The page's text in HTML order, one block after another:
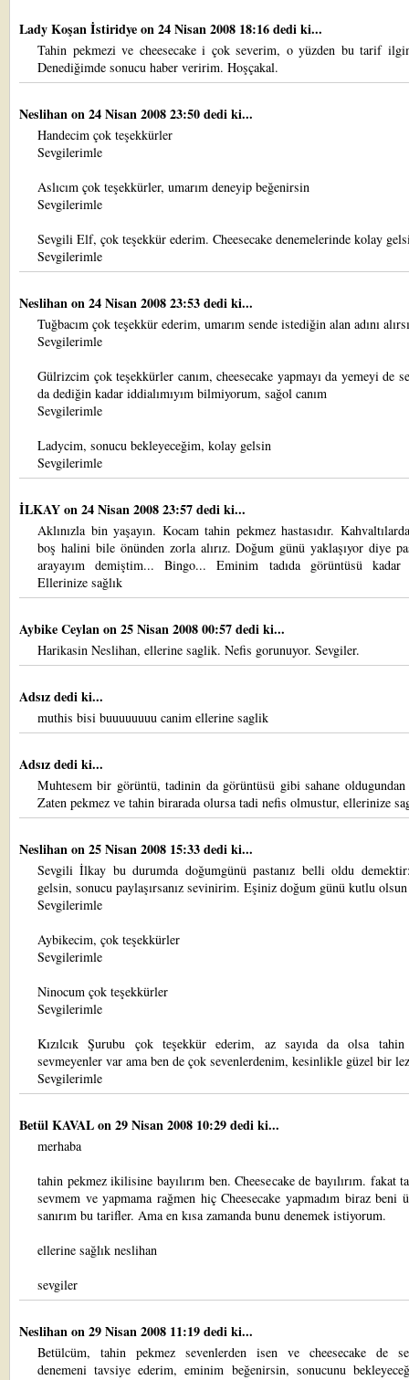
Lady Koşan İstiridyeon 24 Nisan 2008 18:16 dedi ki...
Tahin pekmezi ve cheesecake i çok severim, o yüzden bu tarif
Denediğimde sonucu haber veririm. Hoşçakal.
Neslihanon 24 Nisan 2008 23:50 dedi ki...
Handecim çok teşekkürler
Sevgilerimle
Aslıcım çok teşekkürler, umarım deneyip beğenirsin
Sevgilerimle
Sevgili Elf, çok teşekkür ederim. Cheesecake denemelerinde kolay
Sevgilerimle
Neslihanon 24 Nisan 2008 23:53 dedi ki...
Tuğbacım çok teşekkür ederim, umarım sende istediğin alan adını
Sevgilerimle
Gülrizcim çok teşekkürler canım, cheesecake yapmayı da yemeyi de
da dediğin kadar iddialımıyım bilmiyorum, sağol canım
Sevgilerimle
Ladycim, sonucu bekleyeceğim, kolay gelsin
Sevgilerimle
İLKAYon 24 Nisan 2008 23:57 dedi ki...
Aklınızla bin yaşayın. Kocam tahin pekmez hastasıdır.
boş halini bile önünden zorla alırız. Doğum günü yaklaşıyor diye
arayayım demiştim... Bingo... Eminim tadıda görüntüsü kadar
Ellerinize sağlık
Aybike Ceylanon 25 Nisan 2008 00:57 dedi ki...
Harikasin Neslihan, ellerine saglik. Nefis gorunuyor. Sevgiler.
Adsız dedi ki...
muthis bisi buuuuuuuu canim ellerine saglik
Adsız dedi ki...
Muhtesem bir görüntü, tadinin da görüntüsü gibi sahane
Zaten pekmez ve tahin birarada olursa tadi nefis olmustur, ellerinize
Neslihanon 25 Nisan 2008 15:33 dedi ki...
Sevgili İlkay bu durumda doğumgünü pastanız belli oldu
gelsin, sonucu paylaşırsanız sevinirim. Eşiniz doğum günü kutlu olsun
Sevgilerimle
Aybikecim, çok teşekkürler
Sevgilerimle
Ninocum çok teşekkürler
Sevgilerimle
Kızılcık Şurubu çok teşekkür ederim, az sayıda da olsa tahin
sevmeyenler var ama ben de çok sevenlerdenim, kesinlikle güzel bir
Sevgilerimle
Betül KAVALon 29 Nisan 2008 10:29 dedi ki...
merhaba
tahin pekmez ikilisine bayılırım ben. Cheesecake de bayılırım. fakat
sevmem ve yapmama rağmen hiç Cheesecake yapmadım biraz beni
sanırım bu tarifler. Ama en kısa zamanda bunu denemek istiyorum.
ellerine sağlık neslihan
sevgiler
Neslihanon 29 Nisan 2008 11:19 dedi ki...
Betülcüm, tahin pekmez sevenlerden isen ve cheesecake de
denemeni tavsiye ederim, eminim beğenirsin, sonucunu